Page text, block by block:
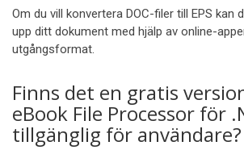
Om du vill konvertera DOC-filer till EPS kan
upp ditt dokument med hjälp av online-
utgångsformat.
Finns det en gratis
eBook File Processor för
tillgänglig för användare?